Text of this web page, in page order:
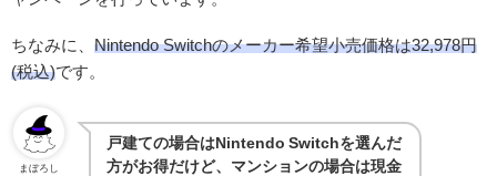
ちなみに、 Nintendo Switchのメーカー希望小売価格は32,978円
(税込)です。
まぼろし
戸建ての場合はNintendo Switchを選んだ
方がお得だけど、マンションの場合は現金